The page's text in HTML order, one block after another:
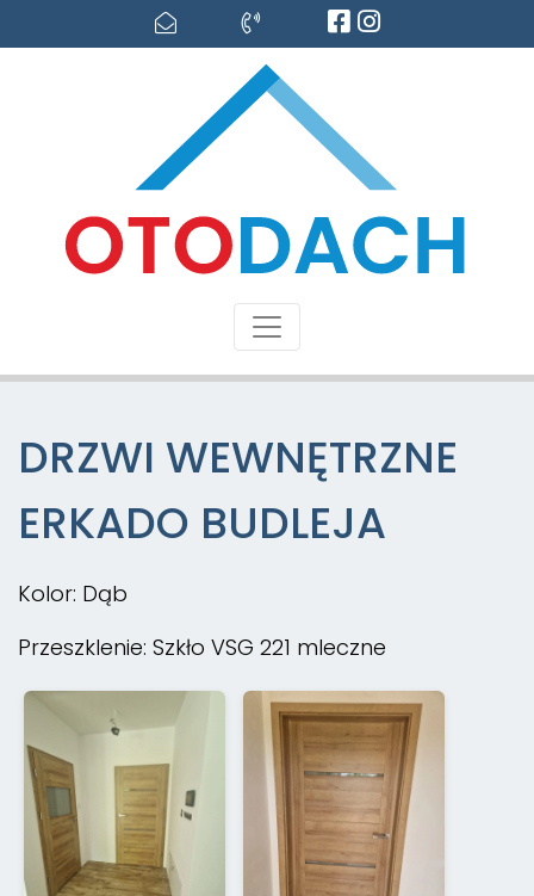
DRZWI WEWNĘTRZNE
ERKADO BUDLEJA
Kolor: Dąb
Przeszklenie: Szkło VSG 221 mleczne